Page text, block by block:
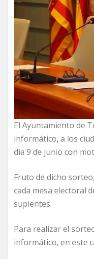
El Ayuntamiento de
informático, a los
día 9 de junio con
Fruto de dicho
cada mesa electoral
suplentes.
Para realizar el
informático, en este